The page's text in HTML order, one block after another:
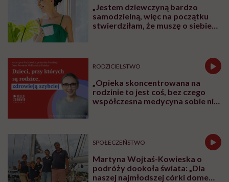
„Jestem dziewczyną bardzo
samodzielną, więc na początku
stwierdziłam, że muszę o siebie
zadbać”. Emilia Pobiedzińska o
RODZICIELSTWO
„Opieka skoncentrowana na
rodzinie to jest coś, bez czego
współczesna medycyna sobie nie
SPOŁECZEŃSTWO
Martyna Wojtaś-Kowieska o
podróży dookoła świata: „Dla
naszej najmłodszej córki domem